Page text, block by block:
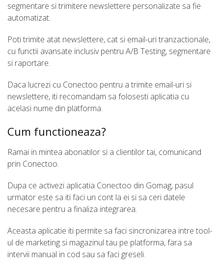
segmentare si trimitere newslettere personalizate sa fie
automatizat.
Poti trimite atat newslettere, cat si email-uri tranzactionale,
cu functii avansate inclusiv pentru A/B Testing, segmentare
si raportare.
Daca lucrezi cu Conectoo pentru a trimite email-uri si
newslettere, iti recomandam sa folosesti aplicatia cu
acelasi nume din platforma.
Cum functioneaza?
Ramai in mintea abonatilor si a clientilor tai, comunicand
prin Conectoo.
Dupa ce activezi aplicatia Conectoo din Gomag, pasul
urmator este sa iti faci un cont la ei si sa ceri datele
necesare pentru a finaliza integrarea.
Aceasta aplicatie iti permite sa faci sincronizarea intre tool-
ul de marketing si magazinul tau pe platforma, fara sa
intervii manual in cod sau sa faci greseli.